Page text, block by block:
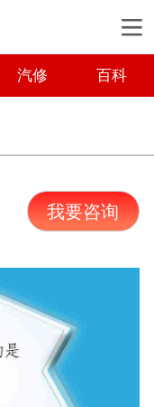
汽修 百科
我要咨询